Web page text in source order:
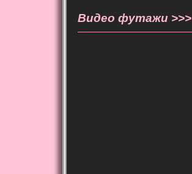
Видео футажи >>>